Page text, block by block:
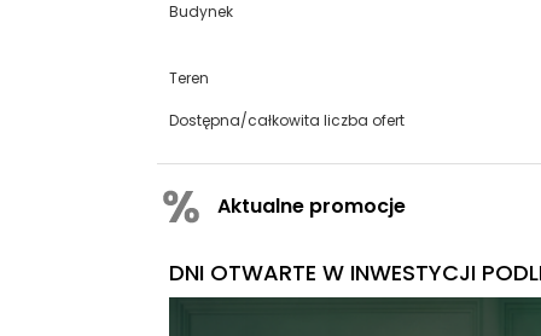
Budynek
Teren
Dostępna/całkowita liczba ofert
Aktualne promocje
DNI OTWARTE W INWESTYCJI